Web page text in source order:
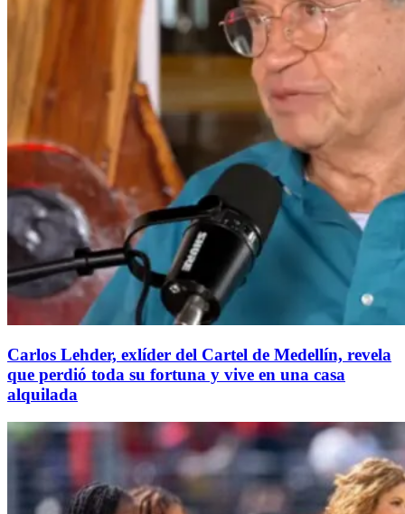
Carlos Lehder, exlíder del Cartel de Medellín, revela
que perdió toda su fortuna y vive en una casa
alquilada